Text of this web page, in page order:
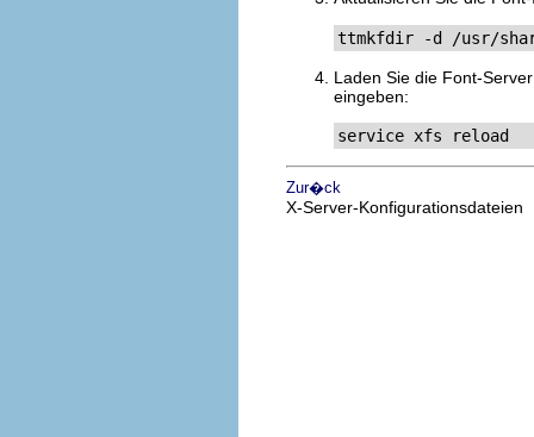
ttmkfdir -d /usr/
Laden Sie die Font-
eingeben:
service xfs reload
Zur�ck
X-Server-Konfigurationsdateien